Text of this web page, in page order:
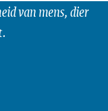
van mens, dier